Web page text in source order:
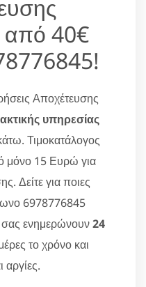
από 40€
Αποχέτευσης
υπηρεσίας
Τιμοκατάλογος
μόνο 15 Ευρώ για
Δείτε για ποιες
6978776845
σας ενημερώνουν24
το χρόνο και
αργίες.